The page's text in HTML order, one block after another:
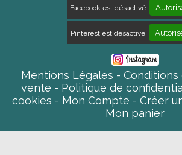
Facebook est désactivé.
Pinterest est désactivé.
Mentions Légales
Conditions
vente
Politique de
cookies
Mon Compte
Créer
Mon panier